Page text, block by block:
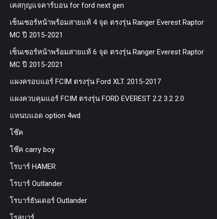
เคสกุญแจคาร์บอน for ford next gen
เซ็นเซอร์หน้าพร้อมสายแท้ 4 จุด ตรงรุ่น Ranger Everest Raptor
MC ปี 2015-2021
เซ็นเซอร์หน้าพร้อมสายแท้ 6 จุด ตรงรุ่น Ranger Everest Raptor
MC ปี 2015-2021
แผงครอบแอร์ FCIM ตรงรุ่น Ford XLT. 2015-2017
แผงควบคุมแอร์ FCIM ตรงรุ่น FORD EVEREST 2.2 3.2 2.0
แหนบแอด option 4wd
โช๊ค
โช๊ค carry boy
โรบาร์ HAMER
โรบาร์ Outlander
โรบาร์ธันเดอร์ Outlander